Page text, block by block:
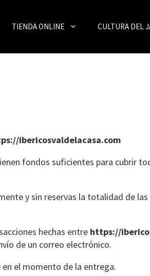
TIENDA ONLINE CULTURA DEL
ibericosvaldelacasa.com
fondos suficientes para cubrir
y sin reservas la totalidad de
hechas entre https://
de un correo electrónico.
el momento de la entrega.